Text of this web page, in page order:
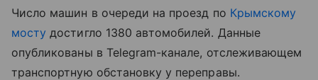
Число машин в очереди на проезд по Крымскому
мосту достигло 1380 автомобилей. Данные
опубликованы в Telegram-канале, отслеживающем
транспортную обстановку у переправы.